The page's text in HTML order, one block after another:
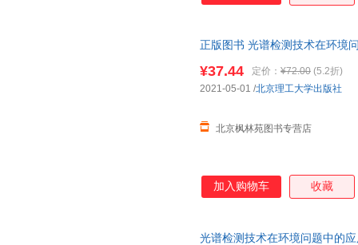
正版图书 光谱检测技术在环境
价为图书市场价格。商品图片
的均为单本价格）
¥37.44 定价： ¥72.00 (5.2折)
北京枫林苑图书专营店
2021-05-01 /北京理工大学出版社
加入购物车 收藏
光谱检测技术在环境问题中的